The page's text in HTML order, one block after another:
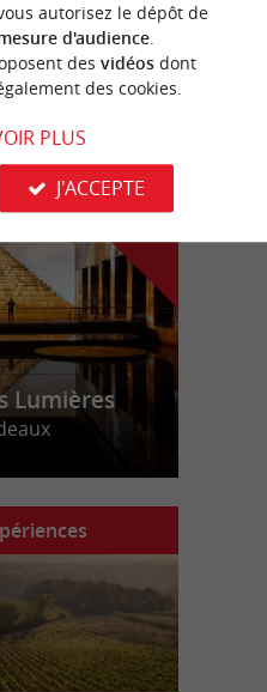
Saint-Médard-en-
Bordeaux
n
o
t
r
e
c
o
u
p
d
e
c
o
e
u
r
Lumières
autorisez le dépôt de
d'audience.
des vidéosdont
des cookies.
PLUS
J'ACCEPTE